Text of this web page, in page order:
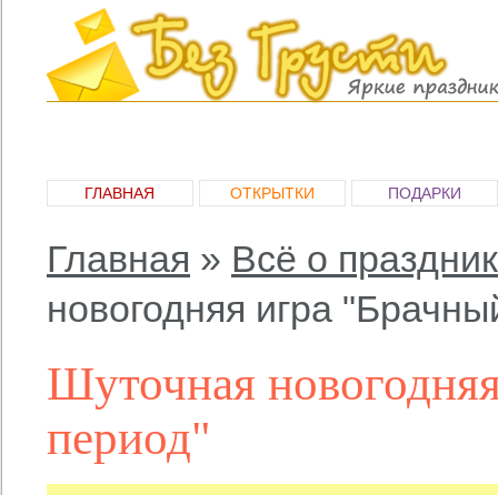
ГЛАВНАЯ ОТКРЫТКИ ПОДАРКИ
Главная » Всё о
новогодняя игра
Шуточная
период"